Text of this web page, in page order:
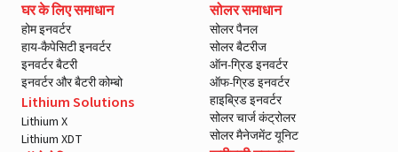
घर के लिए समाधान
होम इनवर्टर
हाय-कैपेसिटी इनवर्टर
इनवर्टर बैटरी
इनवर्टर और बैटरी कोम्बो
Lithium Solutions
Lithium X
Lithium XDT
सोलर समाधान
सोलर पैनल
सोलर बैटरीज
ऑन-ग्रिड इनवर्टर
ऑफ-ग्रिड इनवर्टर
हाइब्रिड इनवर्टर
सोलर चार्ज कंट्रोलर
सोलर मैनेजमेंट यूनिट